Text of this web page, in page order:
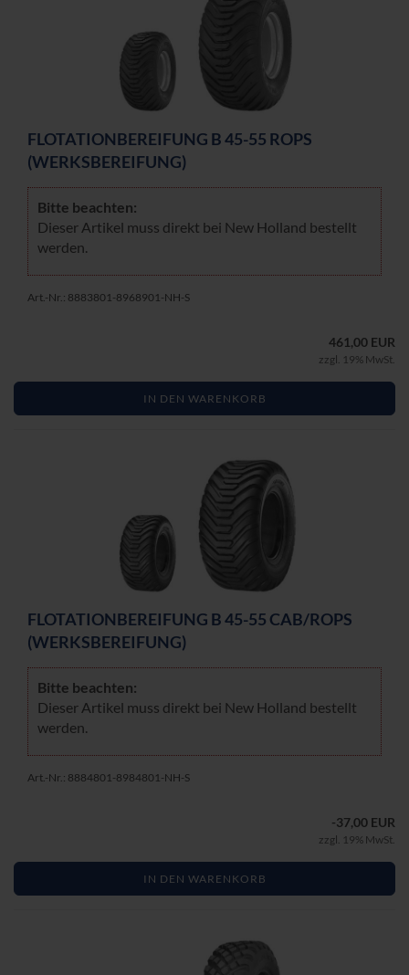
FLO­TA­TI­ON­BE­REI­FUNG B 45-55 ROPS
(WERKS­BE­REI­FUNG)
Bitte be­ach­ten:
Die­ser Ar­ti­kel muss di­rekt bei New Hol­land be­stellt
wer­den.
Art.-Nr.: 8883801-8968901-NH-S
461,00 EUR
zzgl. 19% MwSt.
IN DEN WARENKORB
FLO­TA­TI­ON­BE­REI­FUNG B 45-55 CAB/ROPS
(WERKS­BE­REI­FUNG)
Bitte be­ach­ten:
Die­ser Ar­ti­kel muss di­rekt bei New Hol­land be­stellt
wer­den.
Art.-Nr.: 8884801-8984801-NH-S
-37,00 EUR
zzgl. 19% MwSt.
IN DEN WARENKORB